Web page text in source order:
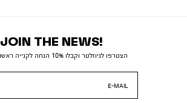
JOIN THE NEWS!
הצטרפו לניוזלטר וקבלו 10% הנחה לקנייה ראשונה באתר
E-MAIL